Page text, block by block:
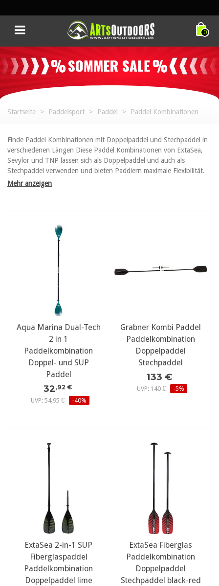
0
Startseite > Paddelsport > Paddel > Paddel Kombinationen
Finde Paddel Kombinationen mit Doppelpaddel und Stechpaddel in
verschiedenen Längen Diese Paddel Kombinationen von ExtaSea,
Sevylor und TNP lassen sich als Doppelpaddel und auch als
Stechpaddel verwenden und bieten Paddlern maximale Flexibilität.
Mehr anzeigen
Aqua Marina Dual-Tech
2 in 1
Paddelkombination
Doppel- und SUP
Paddel
32 ,92 €
UVP: 54,95 €
-40%
Grabner Kombi Paddel
Paddelkombination
Doppelpaddel
Stechpaddel
133 €
UVP: 140 € -5%
ExtaSea 2-in-1 SUP
Fiberglaspaddel
Paddelkombination
Doppelpaddel lime
ExtaSea Fiberglas
Paddelkombination
Doppelpaddel
Stechpaddel black-red